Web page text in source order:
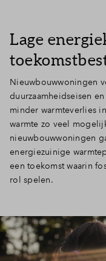
Lage
Nieuwbouwwoningen
duurzaamheidseisen
minder warmteverlies
warmte zo veel
nieuwbouwwoningen
energiezuinige
een toekomst waarin
rol spelen.